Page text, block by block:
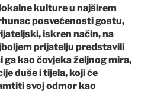
kulture u najširem
posvećenosti gostu,
iskren način, na
prijatelju predstavili
kao čovjeka željnog mira,
duše i tijela, koji će
svoj odmor kao